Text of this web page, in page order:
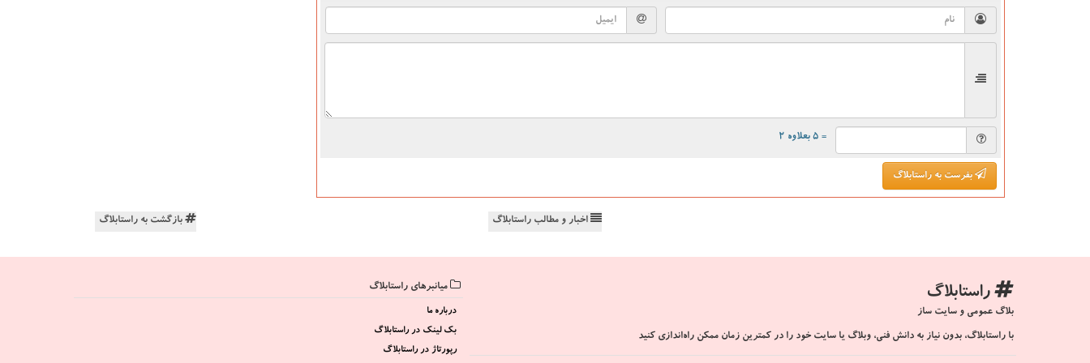
= ۵ بعلاوه ۲
بفرست به راستابلاگ
اخبار و مطالب راستابلاگ بازگشت به راستابلاگ
راستابلاگ
بلاگ عمومی و سایت ساز
با راستابلاگ، بدون نیاز به دانش فنی، وبلاگ یا سایت خود را در کمترین زمان ممکن راه‌اندازی کنید
میانبرهای راستابلاگ
درباره ما
بک لینک در راستابلاگ
رپورتاژ در راستابلاگ